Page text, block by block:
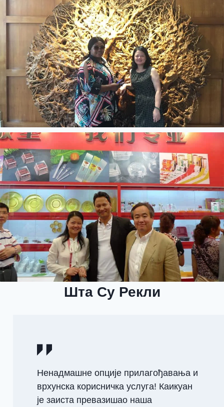
Шта Су Рекли
Ненадмашне опције прилагођавања и
врхунска корисничка услуга! Каикуан
је заиста превазишао наша